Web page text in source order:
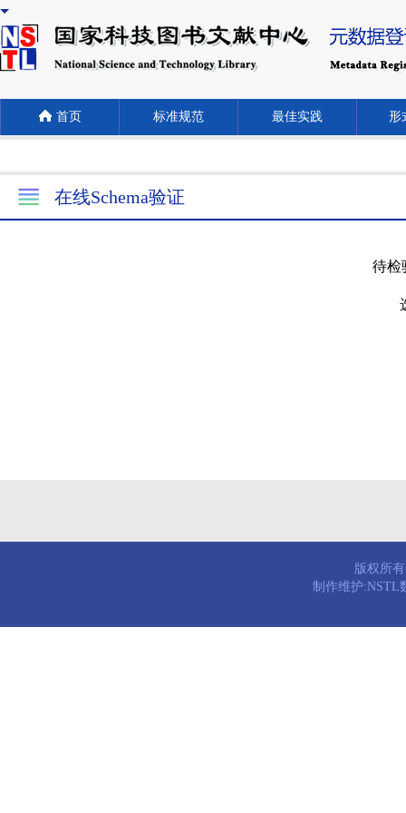
首页 标准规范 最佳实践 形
在线Schema验证
待检
版权所
制作维护:NSTL